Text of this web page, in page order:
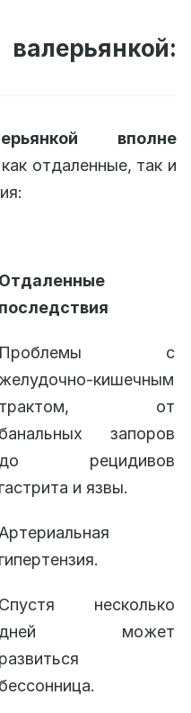
вполне
отдаленные, так и
Отдаленные
последствия
Проблемы с
желудочно-кишечным
трактом, от
банальных запоров
до рецидивов
гастрита и язвы.
Артериальная
гипертензия.
Спустя несколько
дней может
развиться
бессонница.